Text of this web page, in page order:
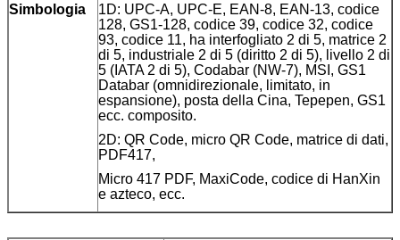
Simbologia
1D: UPC-A, UPC-E, EAN-8, EAN-13, codice
128, GS1-128, codice 39, codice 32, codice
93, codice 11, ha interfogliato 2 di 5, matrice 2
di 5, industriale 2 di 5 (diritto 2 di 5), livello 2 di
5 (IATA 2 di 5), Codabar (NW-7), MSI, GS1
Databar (omnidirezionale, limitato, in
espansione), posta della Cina, Tepepen, GS1
ecc. composito.
2D: QR Code, micro QR Code, matrice di dati,
PDF417,
Micro 417 PDF, MaxiCode, codice di HanXin
e azteco, ecc.